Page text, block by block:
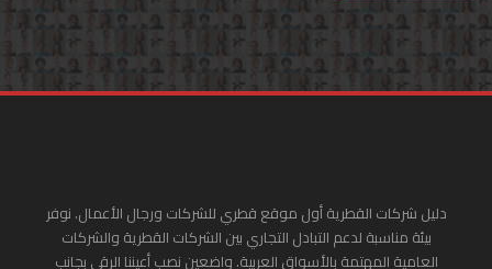
دليل شركات القطرية أول موقع قطري للشركات ورجال الأعمال. نوفر
بيئة مناسبة لدعم التبادل التجاري بين الشركات القطرية والشركات
العامية المهتمة بالأسواق العربية. واضعين نصب أعيننا الرقي بجانب